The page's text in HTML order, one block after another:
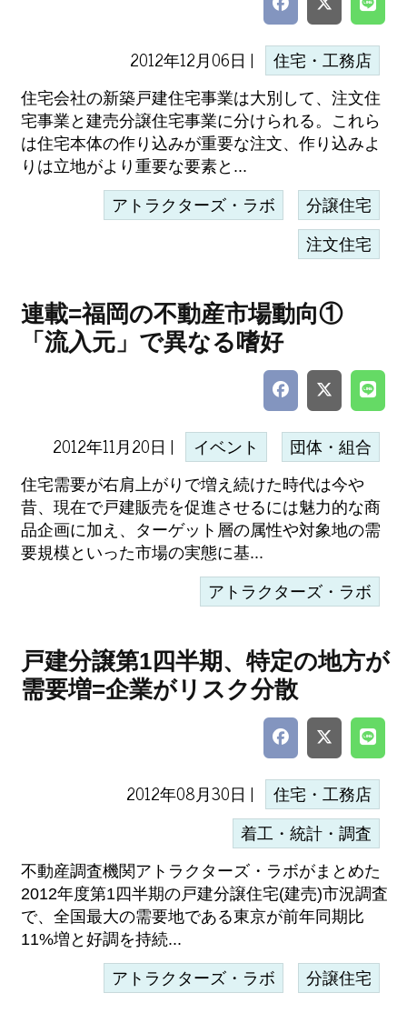
2012年12月06日 | 住宅・工務店
住宅会社の新築戸建住宅事業は大別して、注文住
宅事業と建売分譲住宅事業に分けられる。これら
は住宅本体の作り込みが重要な注文、作り込みよ
りは立地がより重要な要素と...
アトラクターズ・ラボ 分譲住宅
注文住宅
連載=福岡の不動産市場動向①
「流入元」で異なる嗜好
2012年11月20日 | イベント 団体・組合
住宅需要が右肩上がりで増え続けた時代は今や
昔、現在で戸建販売を促進させるには魅力的な商
品企画に加え、ターゲット層の属性や対象地の需
要規模といった市場の実態に基...
アトラクターズ・ラボ
戸建分譲第1四半期、特定の地方が
需要増=企業がリスク分散
2012年08月30日 | 住宅・工務店
着工・統計・調査
不動産調査機関アトラクターズ・ラボがまとめた
2012年度第1四半期の戸建分譲住宅(建売)市況調査
で、全国最大の需要地である東京が前年同期比
11%増と好調を持続...
アトラクターズ・ラボ 分譲住宅